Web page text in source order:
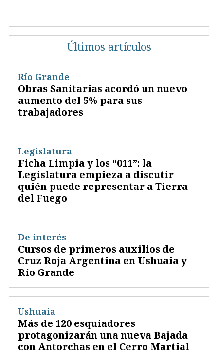
Últimos artículos
Obras Sanitarias acordó un nuevo
aumento del 5% para sus
trabajadores
Río Grande
Ficha Limpia y los “011”: la
Legislatura empieza a discutir
quién puede representar a Tierra
del Fuego
Legislatura
Cursos de primeros auxilios de
Cruz Roja Argentina en Ushuaia y
Río Grande
De interés
Más de 120 esquiadores
protagonizarán una nueva Bajada
con Antorchas en el Cerro Martial
Ushuaia